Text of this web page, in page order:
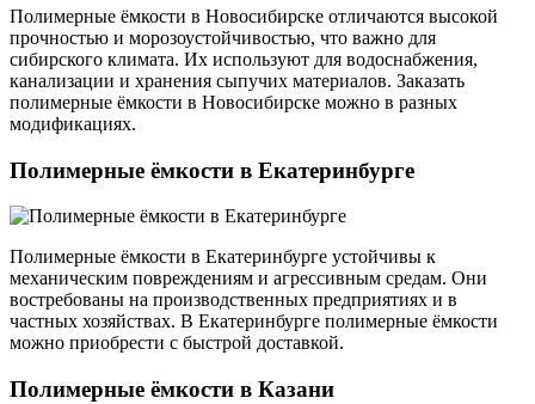
Полимерные ёмкости в Новосибирске отличаются высокой
прочностью и морозоустойчивостью, что важно для
сибирского климата. Их используют для водоснабжения,
канализации и хранения сыпучих материалов. Заказать
полимерные ёмкости в Новосибирске можно в разных
модификациях.
Полимерные ёмкости в Екатеринбурге
Полимерные ёмкости в Екатеринбурге устойчивы к
механическим повреждениям и агрессивным средам. Они
востребованы на производственных предприятиях и в
частных хозяйствах. В Екатеринбурге полимерные ёмкости
можно приобрести с быстрой доставкой.
Полимерные ёмкости в Казани